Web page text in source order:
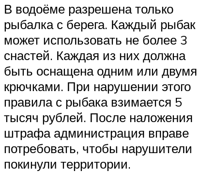
В водоёме разрешена только
рыбалка с берега. Каждый рыбак
может использовать не более 3
снастей. Каждая из них должна
быть оснащена одним или двумя
крючками. При нарушении этого
правила с рыбака взимается 5
тысяч рублей. После наложения
штрафа администрация вправе
потребовать, чтобы нарушители
покинули территории.